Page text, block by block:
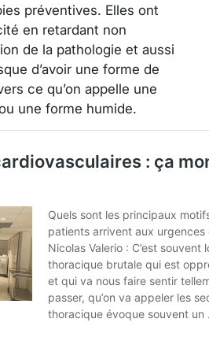
préventives. Elles ont
en retardant non
de la pathologie et aussi
d’avoir une forme de
ce qu’on appelle une
une forme humide.